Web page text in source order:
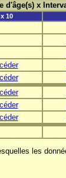
d'âge(s) x
10
les